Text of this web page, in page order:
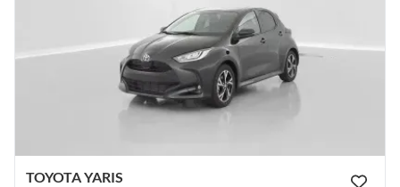
TOYOTA YARIS